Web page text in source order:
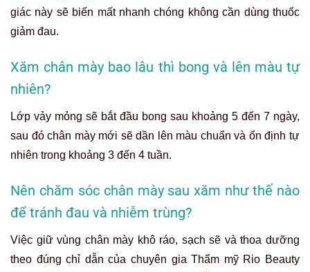
giác này sẽ biến mất nhanh chóng không cần dùng thuốc
giảm đau.
Xăm chân mày bao lâu thì bong và lên màu tự
nhiên?
Lớp vảy mỏng sẽ bắt đầu bong sau khoảng 5 đến 7 ngày,
sau đó chân mày mới sẽ dần lên màu chuẩn và ổn định tự
nhiên trong khoảng 3 đến 4 tuần.
Nên chăm sóc chân mày sau xăm như thế nào
để tránh đau và nhiễm trùng?
Việc giữ vùng chân mày khô ráo, sạch sẽ và thoa dưỡng
theo đúng chỉ dẫn của chuyên gia Thẩm mỹ Rio Beauty